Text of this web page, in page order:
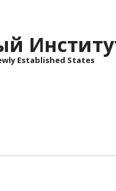
Established States